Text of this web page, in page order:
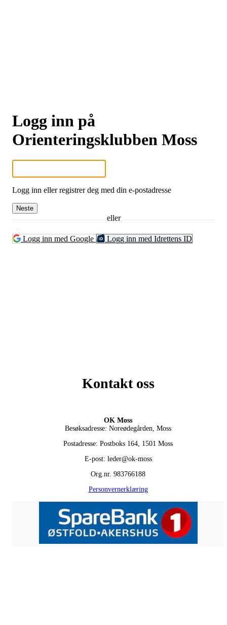
Logg inn på
Orienteringsklubben Moss
Logg inn eller registrer deg med din e-postadresse
Neste
eller
Logg inn med Google Logg inn med Idrettens ID
Kontakt oss
OK Moss
Besøksadresse: Noreødegården, Moss
Postadresse: Postboks 164, 1501 Moss
E-post: leder@ok-moss
Org.nr. 983766188
Personvernerklæring